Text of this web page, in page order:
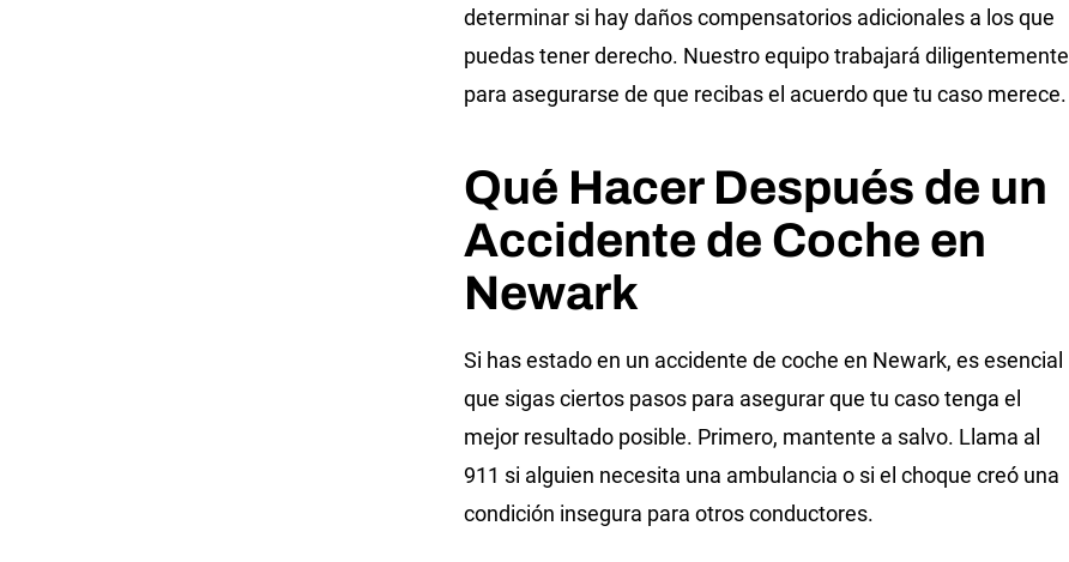
determinar si hay daños compensatorios adicionales a los que
puedas tener derecho. Nuestro equipo trabajará diligentemente
para asegurarse de que recibas el acuerdo que tu caso merece.
Qué Hacer Después de un
Accidente de Coche en
Newark
Si has estado en un accidente de coche en Newark, es esencial
que sigas ciertos pasos para asegurar que tu caso tenga el
mejor resultado posible. Primero, mantente a salvo. Llama al
911 si alguien necesita una ambulancia o si el choque creó una
condición insegura para otros conductores.